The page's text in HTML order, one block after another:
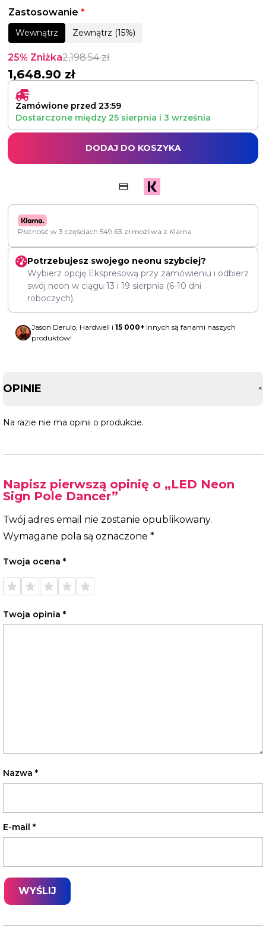
Zastosowanie *
Wewnątrz Zewnątrz (15%)
25% Zniżka2,198.54zł
1,648.90 zł
Zamówione przed 23:59
Dostarczone między 25 sierpnia i 3 września
DODAJ DO KOSZYKA
Płatność w 3 częściach 549.63 zł możliwa z Klarna.
Potrzebujesz swojego neonu szybciej?
Wybierz opcję Ekspresową przy zamówieniu i odbierz
swój neon w ciągu 13 i 19 sierpnia (6-10 dni
roboczych).
Jason Derulo, Hardwell i 15 000+ innych są fanami naszych
produktów!
OPINIE +
Na razie nie ma opinii o produkcie.
Napisz pierwszą opinię o „LED Neon
Sign Pole Dancer”
Twój adres email nie zostanie opublikowany.
Wymagane pola są oznaczone *
Twoja ocena *
1 z 5
gwiazdek
2 z 5
gwiazdek
3 z 5
gwiazdek
4 z 5
gwiazdek
5 z 5
gwiazdek
Twoja opinia *
Nazwa *
E-mail *